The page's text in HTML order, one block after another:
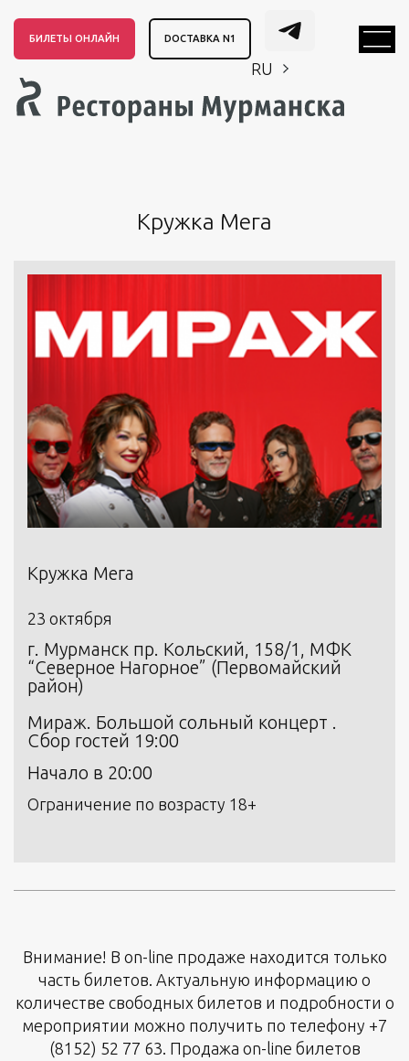
БИЛЕТЫ ОНЛАЙН DОСТАВКА N1
RU
Кружка Мега
Кружка Мега
23 октября
г. Мурманск пр. Кольский, 158/1, МФК
“Северное Нагорное” (Первомайский
район)
Мираж. Большой сольный концерт .
Сбор гостей 19:00
Начало в 20:00
Ограничение по возрасту 18+
Внимание! В on-line продаже находится только
часть билетов. Актуальную информацию о
количестве свободных билетов и подробности о
мероприятии можно получить по телефону +7
(8152) 52 77 63. Продажа on-line билетов
EN CH